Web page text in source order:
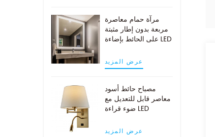
مرآة حمام معاصرة
مربعة بدون إطار مثبتة
على الحائط بإضاءة LED
عرض المزيد
مصباح حائط أسود
معاصر قابل للتعديل مع
ضوء قراءة LED
عرض المزيد